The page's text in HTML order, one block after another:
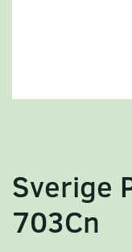
Sverige
703Cn